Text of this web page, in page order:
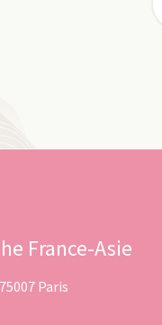
France-Asie
Paris